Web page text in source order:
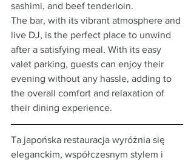
sashimi, and beef tenderloin.
The bar, with its vibrant atmosphere and
live DJ, is the perfect place to unwind
after a satisfying meal. With its easy
valet parking, guests can enjoy their
evening without any hassle, adding to
the overall comfort and relaxation of
their dining experience.
Ta japońska restauracja wyróżnia się
eleganckim, współczesnym stylem i